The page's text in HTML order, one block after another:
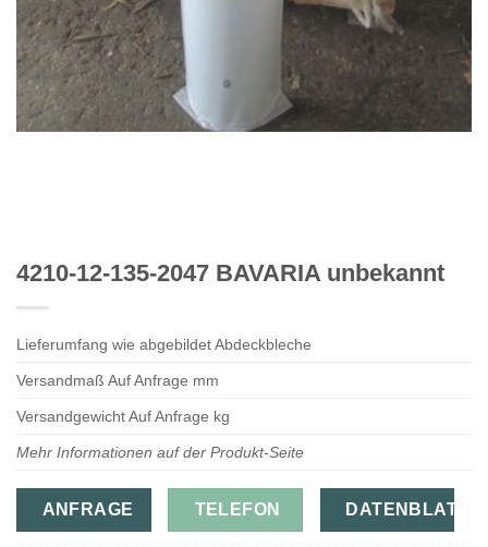
4210-12-135-2047 BAVARIA unbekannt
Lieferumfang wie abgebildet Abdeckbleche
Versandmaß Auf Anfrage mm
Versandgewicht Auf Anfrage kg
Mehr Informationen auf der Produkt-Seite
ANFRAGE TELEFON DATENBLATT